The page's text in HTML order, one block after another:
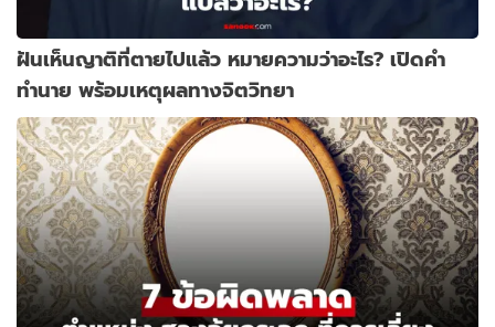
ฝันเห็นญาติที่ตายไปแล้ว หมายความว่าอะไร? เปิดคำ
ทำนาย พร้อมเหตุผลทางจิตวิทยา